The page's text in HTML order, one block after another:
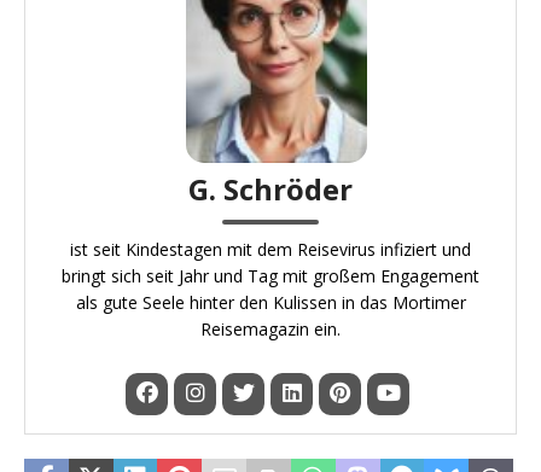
G. Schröder
ist seit Kindestagen mit dem Reisevirus infiziert und
bringt sich seit Jahr und Tag mit großem Engagement
als gute Seele hinter den Kulissen in das Mortimer
Reisemagazin ein.